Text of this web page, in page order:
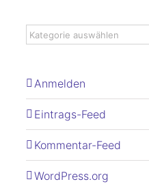
Anmelden
Eintrags-Feed
Kommentar-Feed
WordPress.org